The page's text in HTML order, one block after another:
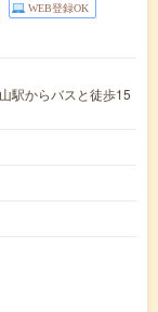
WEB登録OK
駅からバスと徒歩15